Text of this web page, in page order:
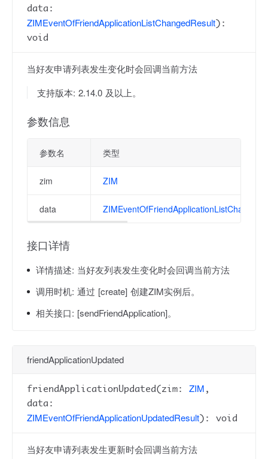
data:
ZIMEventOfFriendApplicationListChangedResult):
void
当好友申请列表发生变化时会回调当前方法
支持版本: 2.14.0 及以上。
参数信息
参数名 类型
zim ZIM
data
接口详情
详情描述: 当好友列表发生变化时会回调当前方法
调用时机: 通过 [create] 创建ZIM实例后。
相关接口: [sendFriendApplication]。
friendApplicationUpdated
friendApplicationUpdated(zim: ZIM ,
data:
ZIMEventOfFriendApplicationUpdatedResult): void
当好友申请列表发生更新时会回调当前方法